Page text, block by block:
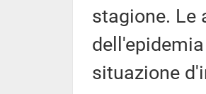
stagione. Le
situazione